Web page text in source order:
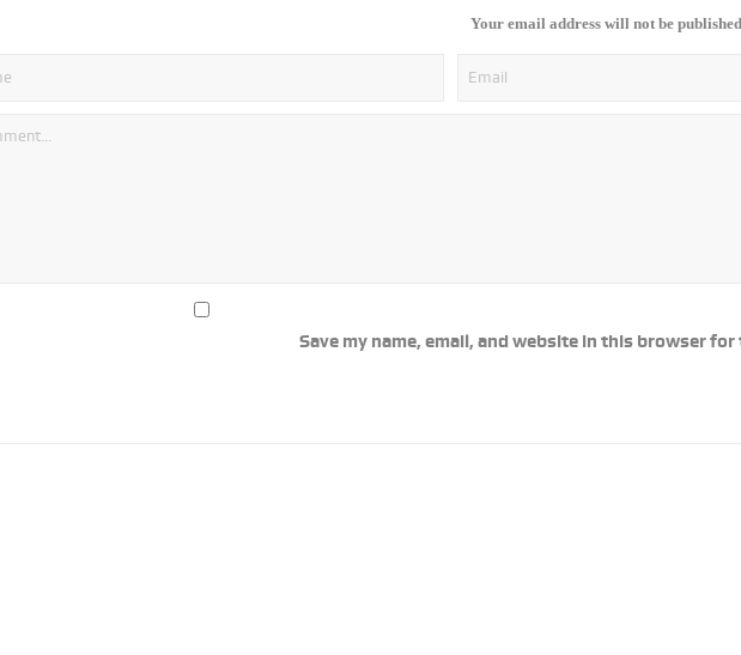
Your email address will not be
Save my name, email, and website in this browser